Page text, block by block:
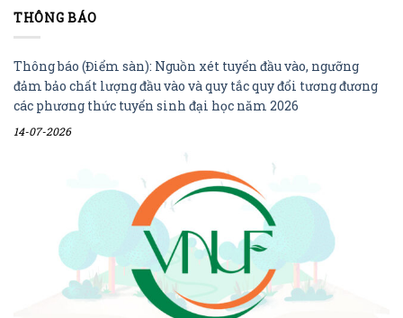
THÔNG BÁO
Thông báo (Điểm sàn): Nguồn xét tuyển đầu vào, ngưỡng
đảm bảo chất lượng đầu vào và quy tắc quy đổi tương đương
các phương thức tuyển sinh đại học năm 2026
14-07-2026